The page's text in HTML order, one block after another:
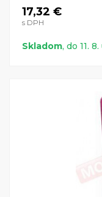
17,32 €
s DPH
Skladom, do 11.